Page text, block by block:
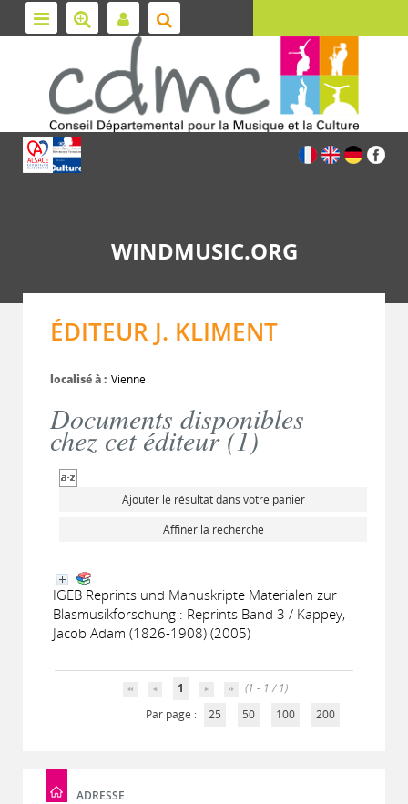
WINDMUSIC.ORG
ÉDITEUR J. KLIMENT
localisé à : Vienne
Documents disponibles
chez cet éditeur (1)
Ajouter le résultat dans votre panier
Affiner la recherche
IGEB Reprints und Manuskripte Materialen zur
Blasmusikforschung : Reprints Band 3 / Kappey,
Jacob Adam (1826-1908) (2005)
1
(1 - 1 / 1)
Par page :
25 50 100 200
ADRESSE